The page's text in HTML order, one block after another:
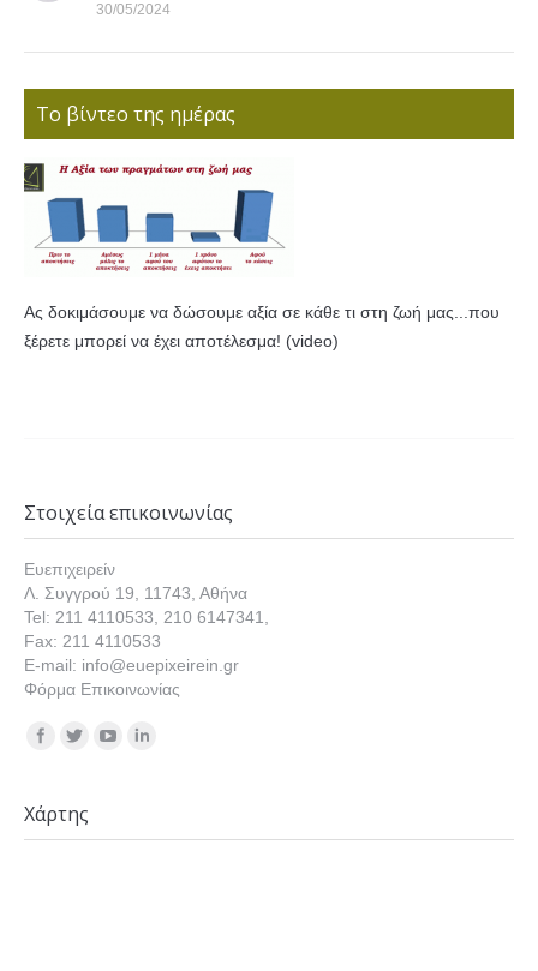
30/05/2024
Το βίντεο της ημέρας
Ας δοκιμάσουμε να δώσουμε αξία σε κάθε τι στη ζωή μας...που
ξέρετε μπορεί να έχει αποτέλεσμα! (video)
Στοιχεία επικοινωνίας
Ευεπιχειρείν
Λ. Συγγρού 19, 11743, Αθήνα
Tel: 211 4110533, 210 6147341,
Fax: 211 4110533
E-mail: info@euepixeirein.gr
Φόρμα Επικοινωνίας
Find us on:
Χάρτης